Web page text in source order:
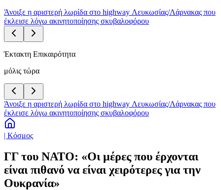
Άνοιξε η αριστερή λωρίδα στο highway Λευκωσίας/Λάρνακας που
έκλεισε λόγω ακινητοποίησης σκυβαλοφόρου
Έκτακτη Επικαιρότητα
μόλις τώρα
Άνοιξε η αριστερή λωρίδα στο highway Λευκωσίας/Λάρνακας που
έκλεισε λόγω ακινητοποίησης σκυβαλοφόρου
| Κόσμος
ΓΓ του ΝΑΤΟ: «Οι μέρες που έρχονται
είναι πιθανό να είναι χειρότερες για την
Ουκρανία»